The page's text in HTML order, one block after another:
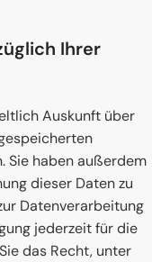
Ihrer
Auskunft über
Sie haben außerdem
dieser Daten zu
Datenverarbeitung
jederzeit für die
das Recht, unter